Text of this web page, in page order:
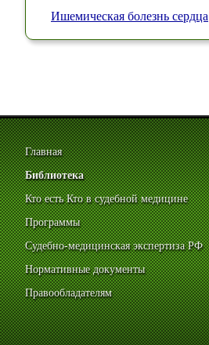
Ишемическая болезнь сердца
Главная
Библиотека
Кто есть Кто в судебной медицине
Программы
Судебно-медицинская экспертиза РФ
Нормативные документы
Правообладателям